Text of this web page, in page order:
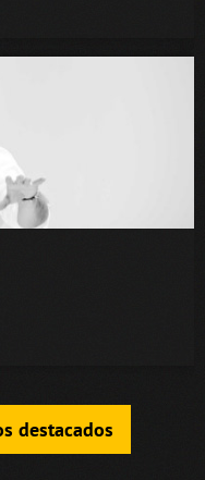
destacados